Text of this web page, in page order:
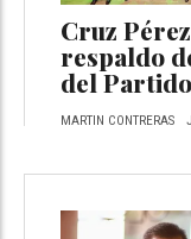
Cruz
respaldo
del
MARTIN CONTRERAS